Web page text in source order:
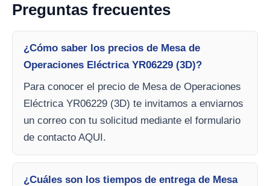
Preguntas frecuentes
¿Cómo saber los precios de Mesa de
Operaciones Eléctrica YR06229 (3D)?
Para conocer el precio de Mesa de Operaciones
Eléctrica YR06229 (3D) te invitamos a enviarnos
un correo con tu solicitud mediante el formulario
de contacto AQUI.
¿Cuáles son los tiempos de entrega de Mesa